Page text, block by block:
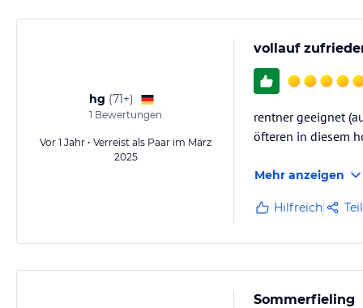
hg (71+)
1 Bewertungen
Vor 1 Jahr • Verreist als Paar im März
2025
vollauf
rentner geeignet
öfteren in diesem
Mehr anzeigen
Hilfreich
Sommerfieling